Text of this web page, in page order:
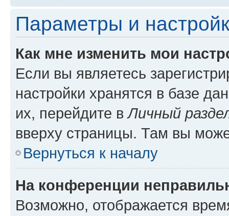
Параметры и
Как мне изменить мои
Если вы являетесь
настройки хранятся в базе
их, перейдите вЛичный
вверху страницы. Там вы
Вернуться к началу
На конференции
Возможно, отображается